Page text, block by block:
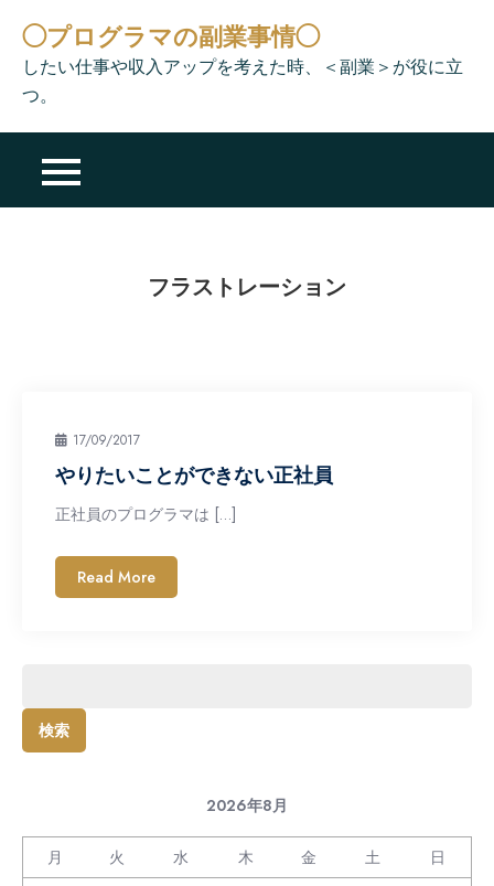
content
◯プログラマの副業事情◯
したい仕事や収入アップを考えた時、＜副業＞が役に立
つ。
フラストレーション
17/09/2017
やりたいことができない正社員
正社員のプログラマは […]
Read More
索:
2026年8月
月 火 水 木 金 土
日